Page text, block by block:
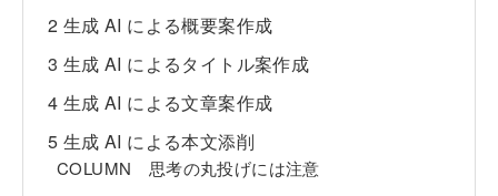
2 生成 AI による概要案作成
3 生成 AI によるタイトル案作成
4 生成 AI による文章案作成
5 生成 AI による本文添削
COLUMN 思考の丸投げには注意